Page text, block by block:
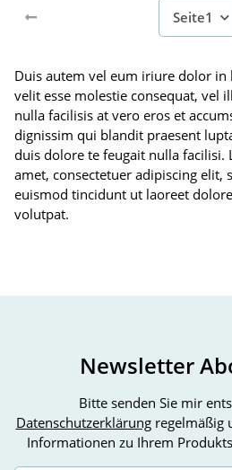
Seite1
Duis autem vel eum iriure dolor
velit esse molestie consequat, vel
nulla facilisis at vero eros et
dignissim qui blandit praesent
duis dolore te feugait nulla
amet, consectetuer adipiscing elit,
euismod tincidunt ut laoreet
volutpat.
Newsletter
Bitte senden Sie mir
Datenschutzerklärungregelmäßig
Informationen zu Ihrem